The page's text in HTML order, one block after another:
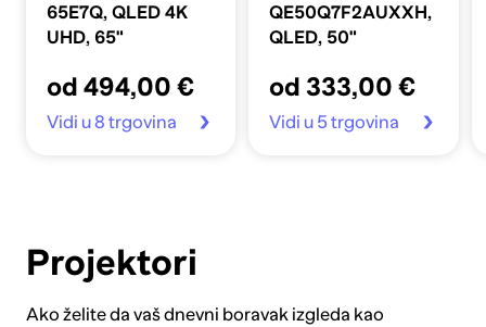
65E7Q, QLED 4K
UHD, 65"
od 494,00 €
Vidi u 8 trgovina
QE50Q7F2AUXXH,
QLED, 50"
od 333,00 €
Vidi u 5 trgovina
Projektori
Ako želite da vaš dnevni boravak izgleda kao